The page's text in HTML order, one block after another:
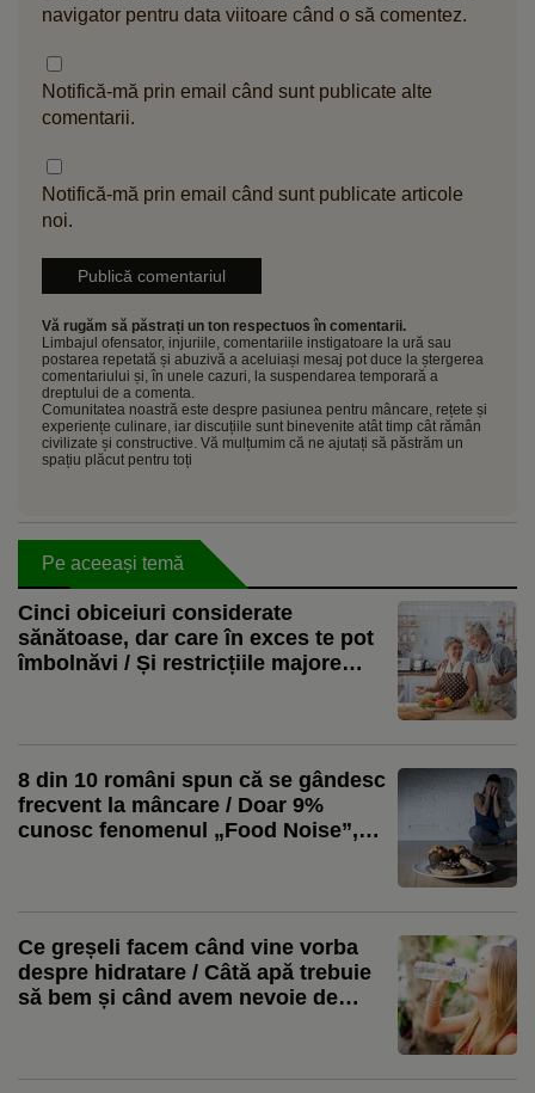
navigator pentru data viitoare când o să comentez.
Notifică-mă prin email când sunt publicate alte
comentarii.
Notifică-mă prin email când sunt publicate articole
noi.
Vă rugăm să păstrați un ton respectuos în comentarii.
Limbajul ofensator, injuriile, comentariile instigatoare la ură sau
postarea repetată și abuzivă a aceluiași mesaj pot duce la ștergerea
comentariului și, în unele cazuri, la suspendarea temporară a
dreptului de a comenta.
Comunitatea noastră este despre pasiunea pentru mâncare, rețete și
experiențe culinare, iar discuțiile sunt binevenite atât timp cât rămân
civilizate și constructive. Vă mulțumim că ne ajutați să păstrăm un
spațiu plăcut pentru toți
Pe aceeași temă
Cinci obiceiuri considerate
sănătoase, dar care în exces te pot
îmbolnăvi / Și restricțiile majore
8 din 10 români spun că se gândesc
frecvent la mâncare / Doar 9%
cunosc fenomenul „Food Noise”,
Ce greșeli facem când vine vorba
despre hidratare / Câtă apă trebuie
să bem și când avem nevoie de